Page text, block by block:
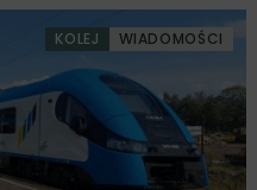
KOLEJ WIADOMOŚCI